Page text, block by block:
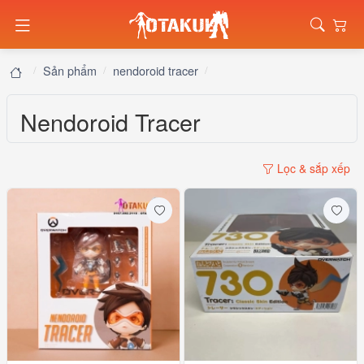
Sản phẩm nendoroid tracer
Nendoroid Tracer
Lọc & sắp xếp